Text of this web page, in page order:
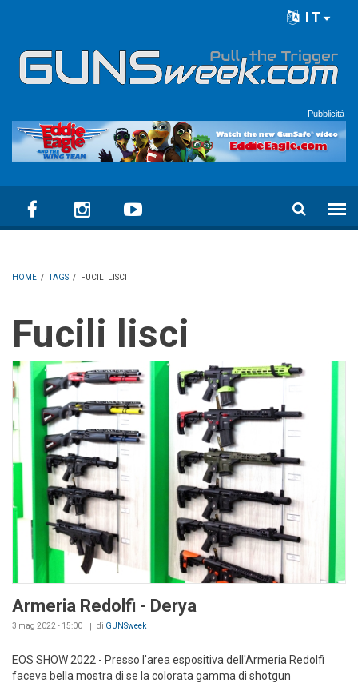
IT
Pubblicità
HOME / TAGS / FUCILI LISCI
Fucili lisci
Armeria Redolfi - Derya
3 mag 2022 - 15:00 di GUNSweek
EOS SHOW 2022 - Presso l'area espositiva dell'Armeria Redolfi
faceva bella mostra di se la colorata gamma di shotgun